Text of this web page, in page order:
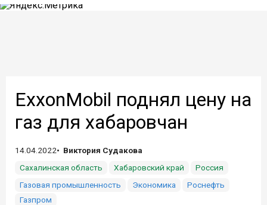
ExxonMobil поднял цену на
газ для хабаровчан
14.04.2022
Виктория Судакова
Сахалинская область
Хабаровский край
Россия
Газовая промышленность
Экономика
Роснефть
Газпром